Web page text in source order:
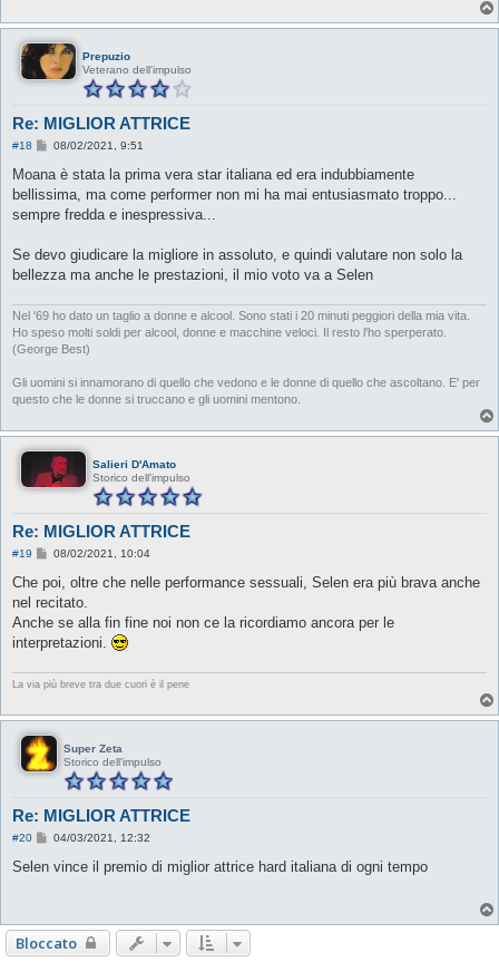
i
o
Prepuzio
Veterano dell'impulso
Re: MIGLIOR ATTRICE
#18
M
s
a
g
o
08/02/2021, 9:51
Moana è stata la prima vera star italiana ed era indubbiamente
bellissima, ma come performer non mi ha mai entusiasmato troppo...
sempre fredda e inespressiva...
Se devo giudicare la migliore in assoluto, e quindi valutare non solo la
bellezza ma anche le prestazioni, il mio voto va a Selen
Nel '69 ho dato un taglio a donne e alcool. Sono stati i 20 minuti peggiori della mia vita.
Ho speso molti soldi per alcool, donne e macchine veloci. Il resto l'ho sperperato.
(George Best)
Gli uomini si innamorano di quello che vedono e le donne di quello che ascoltano. E' per
questo che le donne si truccano e gli uomini mentono.
Salieri D'Amato
Storico dell'impulso
Re: MIGLIOR ATTRICE
#19
M
s
a
g
i
08/02/2021, 10:04
Che poi, oltre che nelle performance sessuali, Selen era più brava anche
nel recitato.
Anche se alla fin fine noi non ce la ricordiamo ancora per le
interpretazioni.
La via più breve tra due cuori è il pene
Super Zeta
Storico dell'impulso
Re: MIGLIOR ATTRICE
#20
M
s
i
o
04/03/2021, 12:32
Selen vince il premio di miglior attrice hard italiana di ogni tempo
Bloccato